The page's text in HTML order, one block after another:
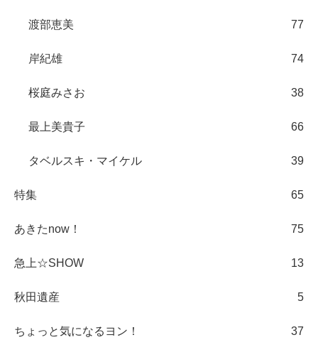
渡部恵美 77
岸紀雄 74
桜庭みさお 38
最上美貴子 66
タベルスキ・マイケル 39
特集 65
あきたnow！ 75
急上☆SHOW 13
秋田遺産 5
ちょっと気になるヨン！ 37